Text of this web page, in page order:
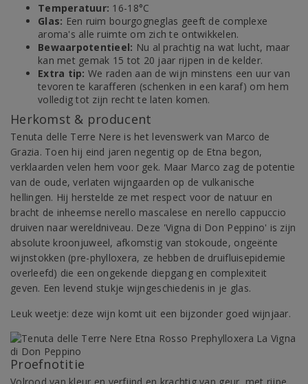
Temperatuur: 16-18°C
Glas: Een ruim bourgogneglas geeft de complexe
aroma's alle ruimte om zich te ontwikkelen.
Bewaarpotentieel: Nu al prachtig na wat lucht, maar
kan met gemak 15 tot 20 jaar rijpen in de kelder.
Extra tip: We raden aan de wijn minstens een uur van
tevoren te karafferen (schenken in een karaf) om hem
volledig tot zijn recht te laten komen.
Herkomst & producent
Tenuta delle Terre Nere is het levenswerk van Marco de
Grazia. Toen hij eind jaren negentig op de Etna begon,
verklaarden velen hem voor gek. Maar Marco zag de potentie
van de oude, verlaten wijngaarden op de vulkanische
hellingen. Hij herstelde ze met respect voor de natuur en
bracht de inheemse nerello mascalese en nerello cappuccio
druiven naar wereldniveau. Deze 'Vigna di Don Peppino' is zijn
absolute kroonjuweel, afkomstig van stokoude, ongeënte
wijnstokken (pre-phylloxera, ze hebben de druifluisepidemie
overleefd) die een ongekende diepgang en complexiteit
geven. Een levend stukje wijngeschiedenis in je glas.
Leuk weetje: deze wijn komt uit een bijzonder goed wijnjaar.
Proefnotitie